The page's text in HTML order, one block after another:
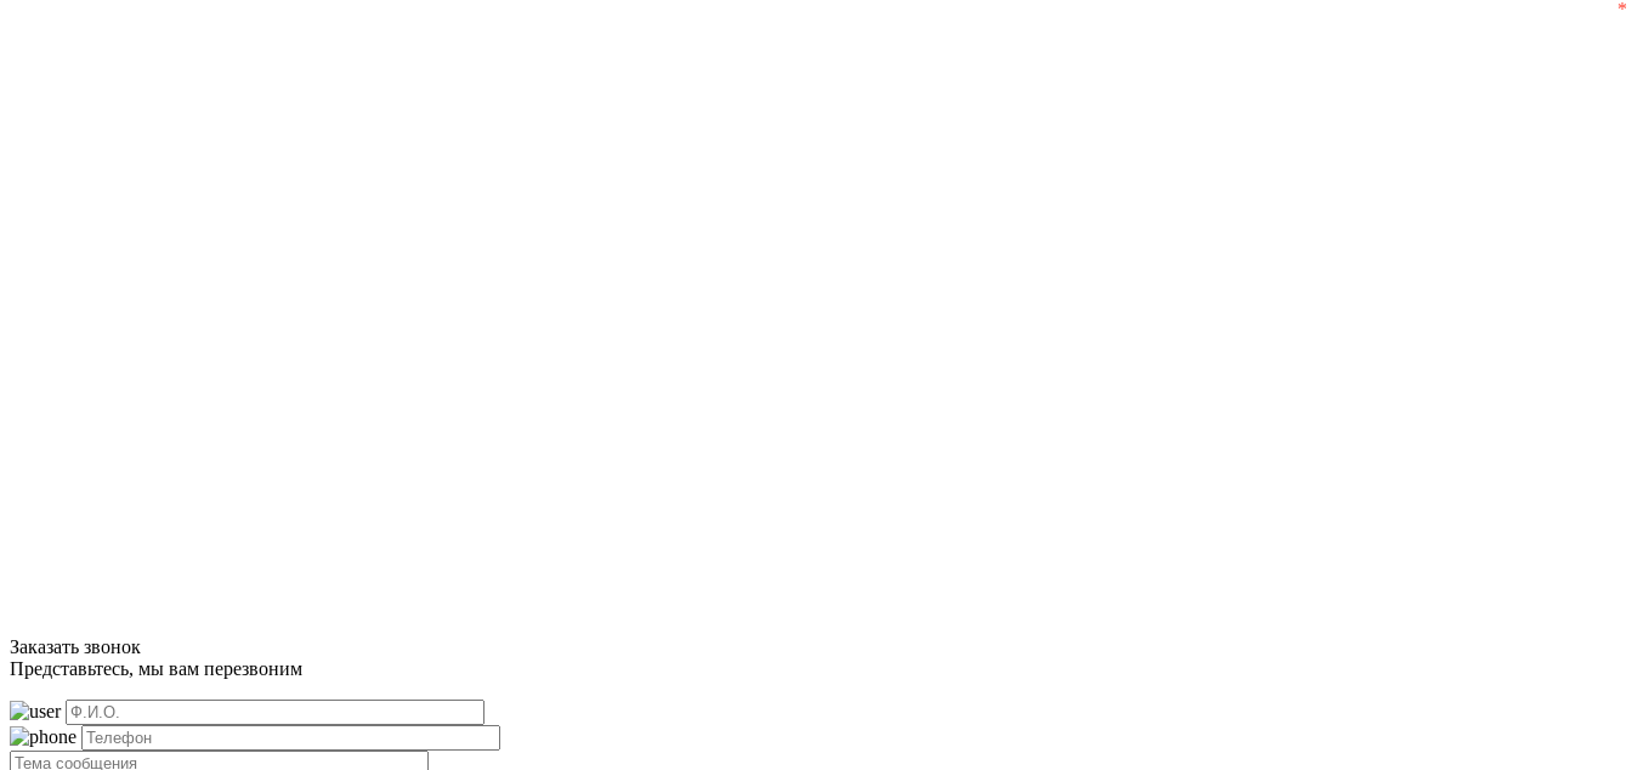
Заказать звонок
Представьтесь, мы вам перезвоним